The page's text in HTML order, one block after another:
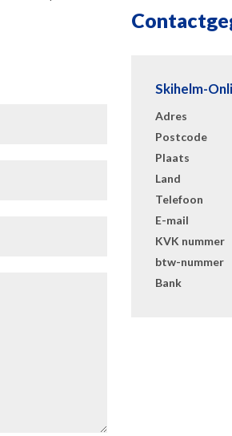
Skihelm-
Adres
Postcode
Plaats
Land
Telefoon
E-mail
KVK nummer
btw-nummer
Bank